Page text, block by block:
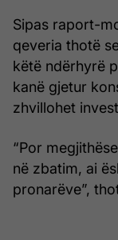
Sipas raport-
qeveria thotë
këtë ndërhyrë
kanë gjetur
zhvillohet
“Por
në zbatim, ai
pronarëve”,